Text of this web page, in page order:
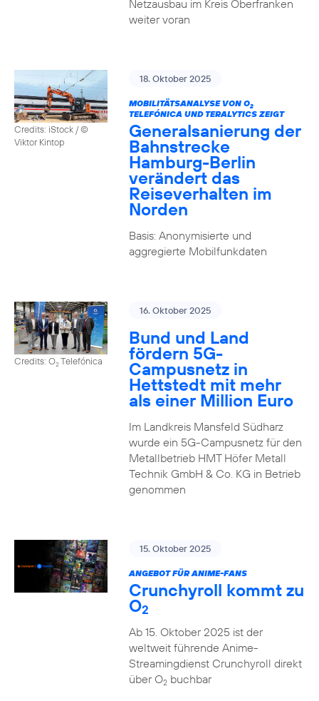
Netzausbau im Kreis Oberfranken
weiter voran
Credits: iStock / ©
Viktor Kintop
18. Oktober 2025
MOBILITÄTSANALYSE VON O2
TELEFÓNICA UND TERALYTICS ZEIGT
Generalsanierung der
Bahnstrecke
Hamburg-Berlin
verändert das
Reiseverhalten im
Norden
Basis: Anonymisierte und
aggregierte Mobilfunkdaten
Credits: O2Telefónica
16. Oktober 2025
Bund und Land
fördern 5G-
Campusnetz in
Hettstedt mit mehr
als einer Million Euro
Im Landkreis Mansfeld Südharz
wurde ein 5G-Campusnetz für den
Metallbetrieb HMT Höfer Metall
Technik GmbH & Co. KG in Betrieb
genommen
15. Oktober 2025
ANGEBOT FÜR ANIME-FANS
Crunchyroll kommt zu
O2
Ab 15. Oktober 2025 ist der
weltweit führende Anime-
Streamingdienst Crunchyroll direkt
über O2buchbar